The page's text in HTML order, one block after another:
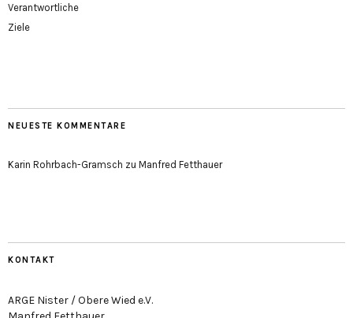
Verantwortliche
Ziele
NEUESTE KOMMENTARE
Karin Rohrbach-Gramsch zu Manfred Fetthauer
KONTAKT
ARGE Nister / Obere Wied e.V.